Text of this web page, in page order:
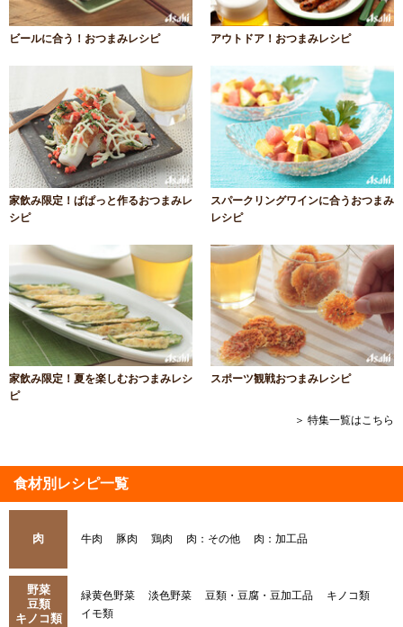
ビールに合う！おつまみレシピ アウトドア！おつまみレシピ
家飲み限定！ぱぱっと作るおつまみレ
シピ
スパークリングワインに合うおつまみ
レシピ
家飲み限定！夏を楽しむおつまみレシ
ピ
スポーツ観戦おつまみレシピ
＞ 特集一覧はこちら
食材別レシピ一覧
肉 牛肉 豚肉 鶏肉 肉：その他 肉：加工品
野菜
豆類
キノコ類
緑黄色野菜 淡色野菜 豆類・豆腐・豆加工品
キノコ類
イモ類